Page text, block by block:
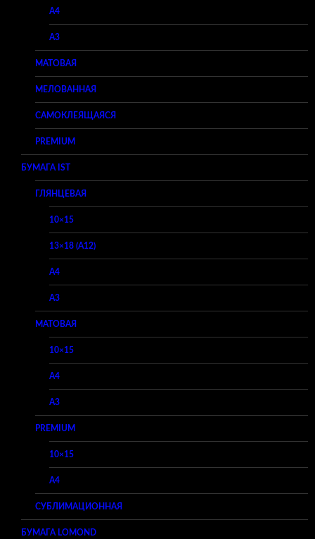
A4
A3
МАТОВАЯ
МЕЛОВАННАЯ
САМОКЛЕЯЩАЯСЯ
PREMIUM
БУМАГА IST
ГЛЯНЦЕВАЯ
10×15
13×18 (A12)
A4
A3
МАТОВАЯ
10×15
A4
A3
PREMIUM
10×15
A4
СУБЛИМАЦИОННАЯ
БУМАГА LOMOND